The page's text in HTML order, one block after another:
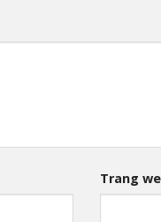
Trang